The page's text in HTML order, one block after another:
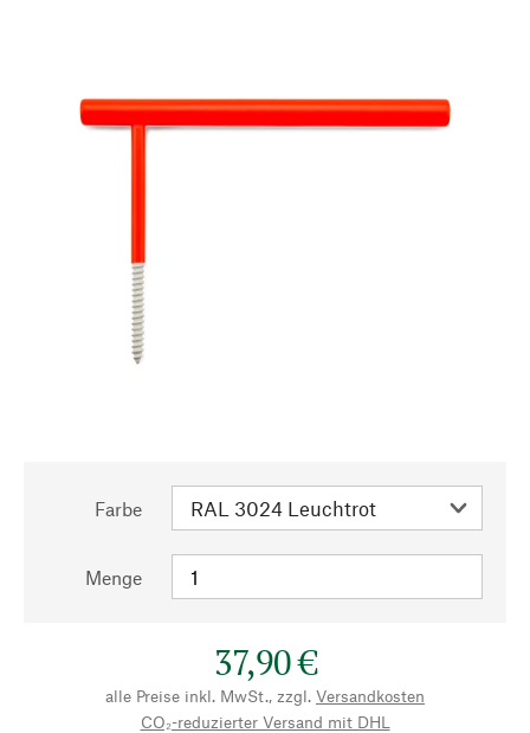
Farbe
Menge
37,90 €
alle Preise inkl. MwSt., zzgl. Versandkosten
CO₂-reduzierter Versand mit DHL